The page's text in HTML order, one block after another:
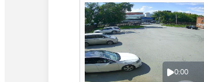
0:00